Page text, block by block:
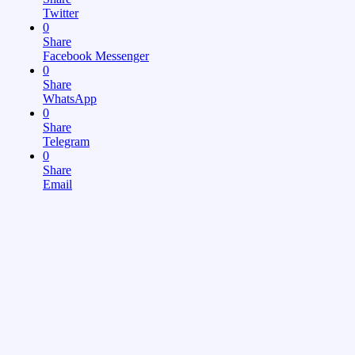
Twitter
0
Share
Facebook Messenger
0
Share
WhatsApp
0
Share
Telegram
0
Share
Email